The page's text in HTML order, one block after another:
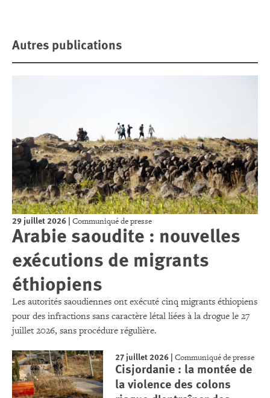
Autres publications
29 juillet 2026 | Communiqué de presse
Arabie saoudite : nouvelles
exécutions de migrants
éthiopiens
Les autorités saoudiennes ont exécuté cinq migrants éthiopiens
pour des infractions sans caractère létal liées à la drogue le 27
juillet 2026, sans procédure régulière.
27 juillet 2026 |Communiqué de presse
Cisjordanie : la montée de
la violence des colons